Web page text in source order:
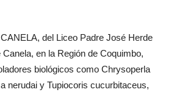
del Liceo Padre José Herde
en la Región de Coquimbo,
biológicos como Chrysoperla
nerudai y Tupiocoris cucurbitaceus,